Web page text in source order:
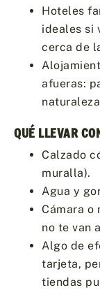
Hoteles
ideales si
cerca de
afueras:
QUÉ LLEVAR
Calzado
muralla).
Agua y
Cámara o
no te van
Algo de
tarjeta,
tiendas